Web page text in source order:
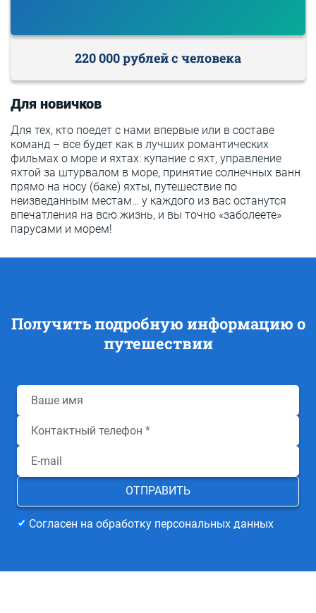
220 000 рублей с человека
Для новичков
Для тех, кто поедет с нами впервые или в составе
команд – все будет как в лучших романтических
фильмах о море и яхтах: купание с яхт, управление
яхтой за штурвалом в море, принятие солнечных ванн
прямо на носу (баке) яхты, путешествие по
неизведанным местам… у каждого из вас останутся
впечатления на всю жизнь, и вы точно «заболеете»
парусами и морем!
Получить подробную информацию о
путешествии
Согласен на обработку персональных данных